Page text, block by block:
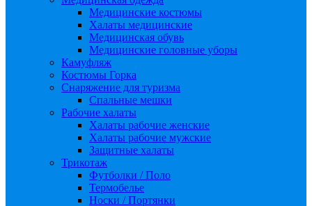
Медицинские костюмы
Халаты медицинские
Медицинская обувь
Медицинские головные уборы
Камуфляж
Костюмы Горка
Снаряжение для туризма
Спальные мешки
Рабочие халаты
Халаты рабочие женские
Халаты рабочие мужские
Защитные халаты
Трикотаж
Футболки / Поло
Термобелье
Носки / Портянки